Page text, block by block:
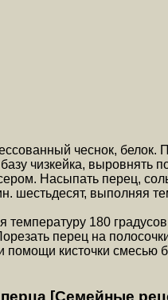
чеснок,
чизкейка, выровнять
Насыпать перец,
выполняя
180
перец на
кисточки смесью
[Семейные